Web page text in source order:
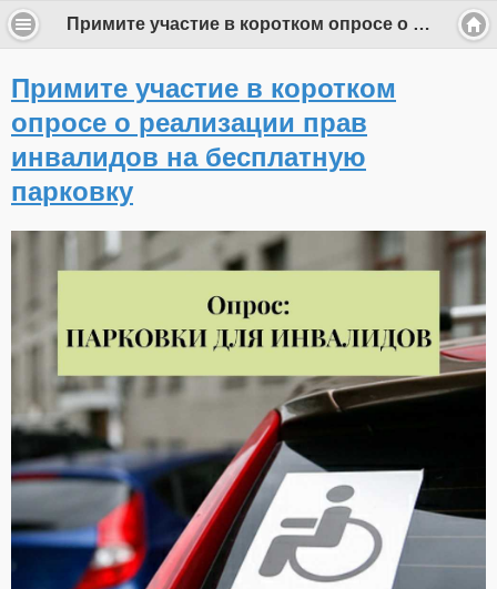
Примите участие в коротком опросе о реализации прав инвалидов на бесплатную парковку
Примите участие в коротком
опросе о реализации прав
инвалидов на бесплатную
парковку